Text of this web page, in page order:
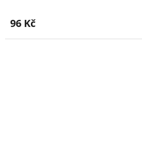
96 Kč